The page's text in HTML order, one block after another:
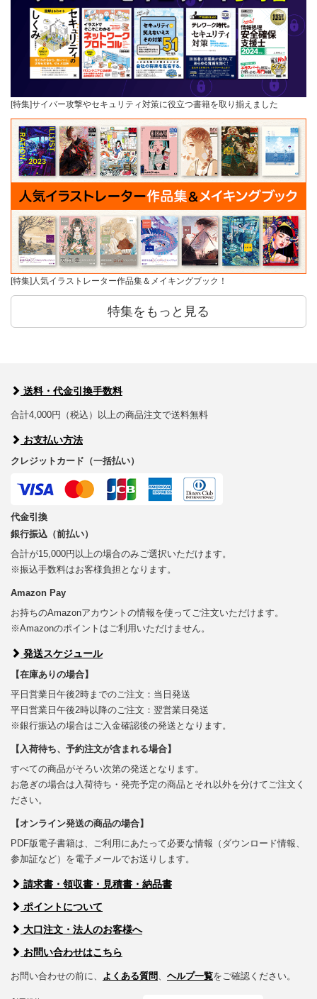
[特集]サイバー攻撃やセキュリティ対策に役立つ書籍を取り揃えました
[特集]人気イラストレーター作品集＆メイキングブック！
特集をもっと見る
送料・代金引換手数料
合計4,000円（税込）以上の商品注文で送料無料
お支払い方法
クレジットカード（一括払い）
代金引換
銀行振込（前払い）
合計が15,000円以上の場合のみご選択いただけます。
※振込手数料はお客様負担となります。
Amazon Pay
お持ちのAmazonアカウントの情報を使ってご注文いただけます。
※Amazonのポイントはご利用いただけません。
発送スケジュール
【在庫ありの場合】
平日営業日午後2時までのご注文：当日発送
平日営業日午後2時以降のご注文：翌営業日発送
※銀行振込の場合はご入金確認後の発送となります。
【入荷待ち、予約注文が含まれる場合】
すべての商品がそろい次第の発送となります。
お急ぎの場合は入荷待ち・発売予定の商品とそれ以外を分けてご注文く
ださい。
【オンライン発送の商品の場合】
PDF版電子書籍は、ご利用にあたって必要な情報（ダウンロード情報、
参加証など）を電子メールでお送りします。
請求書・領収書・見積書・納品書
ポイントについて
大口注文・法人のお客様へ
お問い合わせはこちら
お問い合わせの前に、 よくある質問 ヘルプ一覧をご確認ください。